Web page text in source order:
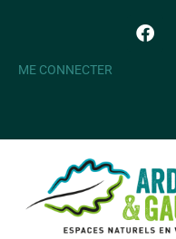
ME CONNECTER